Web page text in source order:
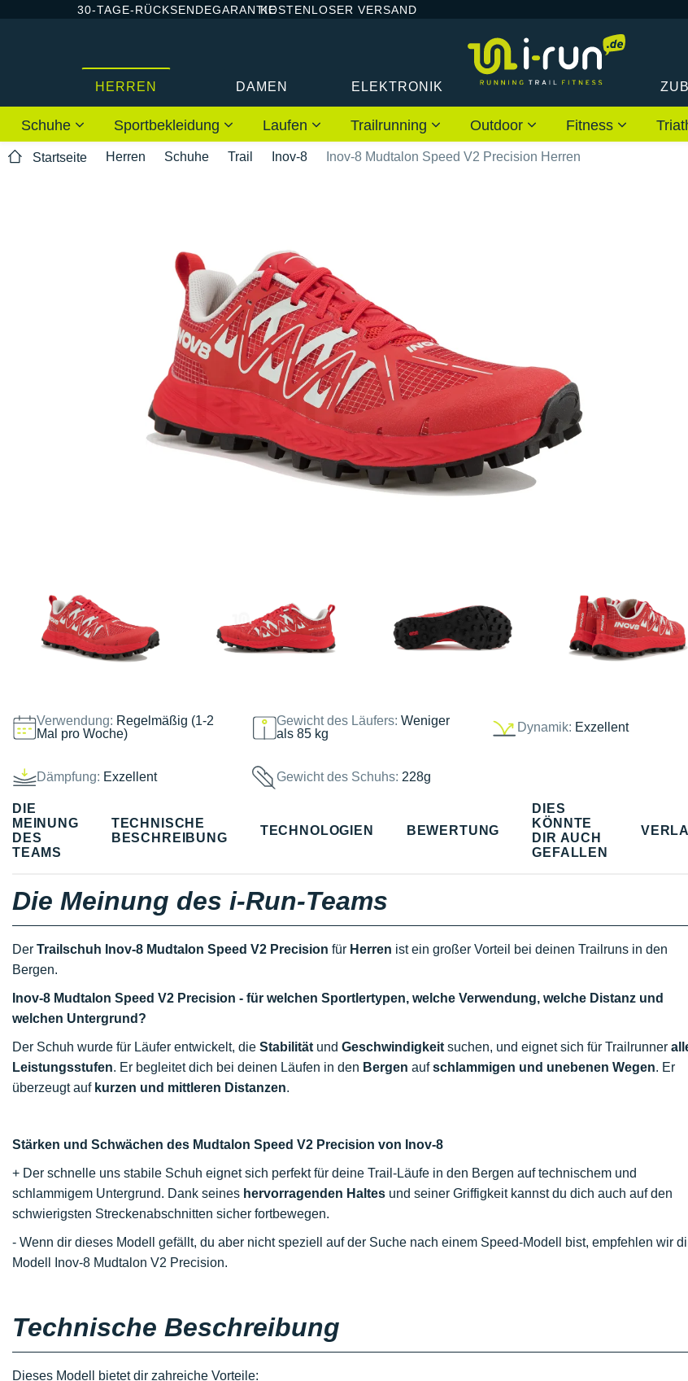
30-TAGE-RÜCKSENDEGARANTIEKOSTENLOSER VERSAND
HERREN DAMEN ELEKTRONIK
Schuhe Sportbekleidung Laufen Trailrunning Outdoor Fitness
Startseite Herren Schuhe Trail Inov-8 Inov-8 Mudtalon Speed V2 Precision Herren
Verwendung: Regelmäßig (1-2
Mal pro Woche)
Gewicht des Läufers:Weniger
als 85 kg
Dynamik: Exzellent
Dämpfung: Exzellent Gewicht des Schuhs: 228g
DIE
MEINUNG
DES
TEAMS
TECHNISCHE
BESCHREIBUNG
TECHNOLOGIEN BEWERTUNG
DIES
KÖNNTE
DIR AUCH
GEFALLEN
Die Meinung des i-Run-Teams
Der Trailschuh Inov-8 Mudtalon Speed V2 Precision für Herren ist ein großer Vorteil bei deinen Trailruns in den
Bergen.
Inov-8 Mudtalon Speed V2 Precision - für welchen Sportlertypen, welche Verwendung, welche Distanz und
welchen Untergrund?
Der Schuh wurde für Läufer entwickelt, die Stabilität und Geschwindigkeit suchen, und eignet sich für Trailrunner
Leistungsstufen. Er begleitet dich bei deinen Läufen in den Bergen aufschlammigen und unebenen Wegen. Er
überzeugt auf kurzen und mittleren Distanzen.
Stärken und Schwächen des Mudtalon Speed V2 Precision von Inov-8
+ Der schnelle uns stabile Schuh eignet sich perfekt für deine Trail-Läufe in den Bergen auf technischem und
schlammigem Untergrund. Dank seines hervorragenden Haltes und seiner Griffigkeit kannst du dich auch auf den
schwierigsten Streckenabschnitten sicher fortbewegen.
- Wenn dir dieses Modell gefällt, du aber nicht speziell auf der Suche nach einem Speed-Modell bist, empfehlen wir
Modell Inov-8 Mudtalon V2 Precision.
Technische Beschreibung
Dieses Modell bietet dir zahreiche Vorteile: